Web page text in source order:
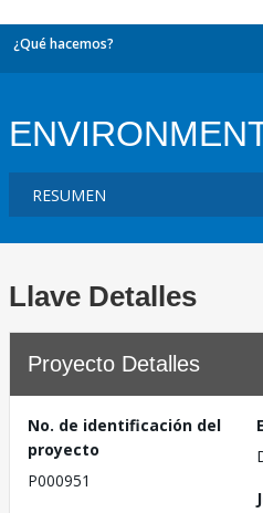
¿Qué hacemos?
Llave Detalles
Proyecto Detalles
No. de identificación del
proyecto
P000951